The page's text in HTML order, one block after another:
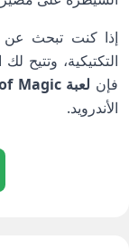
إذا كنت تبحث عن
التكتيكية، وتتيح
فإن لعبة Age of Magic مهكرة
الأندرويد.